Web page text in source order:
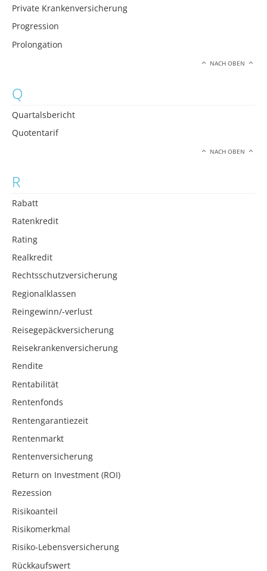
Private Krankenversicherung
Progression
Prolongation
NACH OBEN
Q
Quartalsbericht
Quotentarif
NACH OBEN
R
Rabatt
Ratenkredit
Rating
Realkredit
Rechtsschutzversicherung
Regionalklassen
Reingewinn/-verlust
Reisegepäckversicherung
Reisekrankenversicherung
Rendite
Rentabilität
Rentenfonds
Rentengarantiezeit
Rentenmarkt
Rentenversicherung
Return on Investment (ROI)
Rezession
Risikoanteil
Risikomerkmal
Risiko-Lebensversicherung
Rückkaufswert